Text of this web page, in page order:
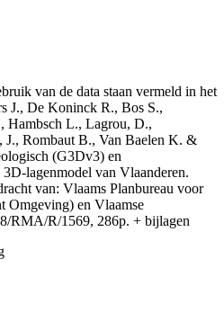
van de data staan vermeld in het
J., De Koninck R., Bos S.,
Hambsch L., Lagrou, D.,
J., Rombaut B., Van Baelen K. &
(G3Dv3) en
lagenmodel van Vlaanderen.
van: Vlaams Planbureau voor
Omgeving) en Vlaamse
RMA/R/1569, 286p. + bijlagen